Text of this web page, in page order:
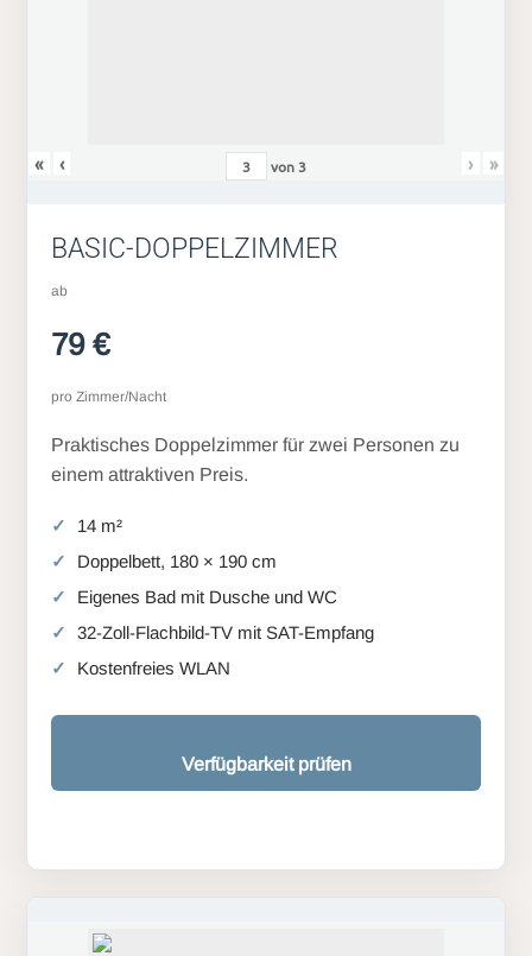
« ‹ von3 › »
BASIC-DOPPELZIMMER
ab
79 €
pro Zimmer/Nacht
Praktisches Doppelzimmer für zwei Personen zu
einem attraktiven Preis.
14 m²
Doppelbett, 180 × 190 cm
Eigenes Bad mit Dusche und WC
32-Zoll-Flachbild-TV mit SAT-Empfang
Kostenfreies WLAN
Verfügbarkeit prüfen